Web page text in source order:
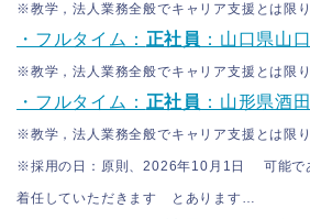
※教学，法人業務全般でキャリア支援とは限
・フルタイム： 正社員 ：山口県山
※教学，法人業務全般でキャリア支援とは限
・フルタイム： 正社員 ：山形県酒
※教学，法人業務全般でキャリア支援とは限
※採用の日：原則、2026年10月1日 可能で
着任していただきます とあります…